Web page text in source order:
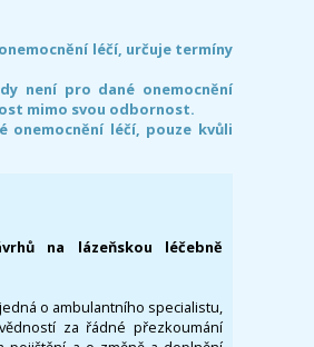
léčí, určuje termíny
není pro dané onemocnění
mimo svou odbornost.
onemocnění léčí, pouze kvůli
na lázeňskou léčebně
o ambulantního specialistu,
za řádné přezkoumání